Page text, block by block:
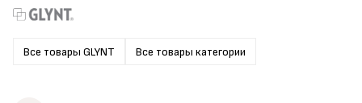
Все товары GLYNT Все товары категории